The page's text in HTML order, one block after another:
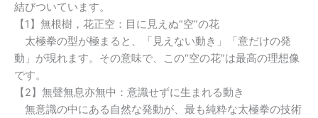
結びついています。
【1】無根樹，花正空：目に見えぬ“空”の花
太極拳の型が極まると、「見えない動き」「意だけの発
動」が現れます。その意味で、この“空の花”は最高の理想像
です。
【2】無聲無息亦無中：意識せずに生まれる動き
無意識の中にある自然な発動が、最も純粋な太極拳の技術